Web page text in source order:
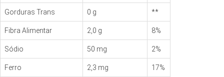
Gorduras Trans 0 g **
Fibra Alimentar 2,0 g 8%
Sódio 50 mg 2%
Ferro 2,3 mg 17%